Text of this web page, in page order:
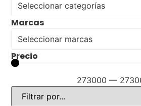
Seleccionar categorías
Marcas
Seleccionar marcas
Precio
273000 —